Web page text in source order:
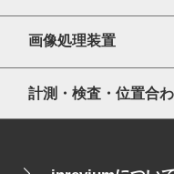
画像処理装置
計測・検査・位置合